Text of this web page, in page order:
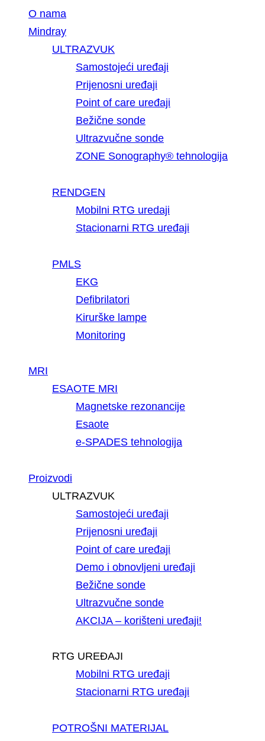
O nama
Mindray
ULTRAZVUK
Samostojeći uređaji
Prijenosni uređaji
Point of care uređaji
Bežične sonde
Ultrazvučne sonde
ZONE Sonography® tehnologija
RENDGEN
Mobilni RTG uredaji
Stacionarni RTG uređaji
PMLS
EKG
Defibrilatori
Kirurške lampe
Monitoring
MRI
ESAOTE MRI
Magnetske rezonancije
Esaote
e-SPADES tehnologija
Proizvodi
ULTRAZVUK
Samostojeći uređaji
Prijenosni uređaji
Point of care uređaji
Demo i obnovljeni uređaji
Bežične sonde
Ultrazvučne sonde
AKCIJA – korišteni uređaji!
RTG UREĐAJI
Mobilni RTG uređaji
Stacionarni RTG uređaji
POTROŠNI MATERIJAL